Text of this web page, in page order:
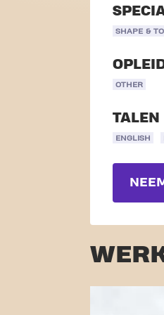
SHAPE &
OTHER
TALEN
ENGLISH